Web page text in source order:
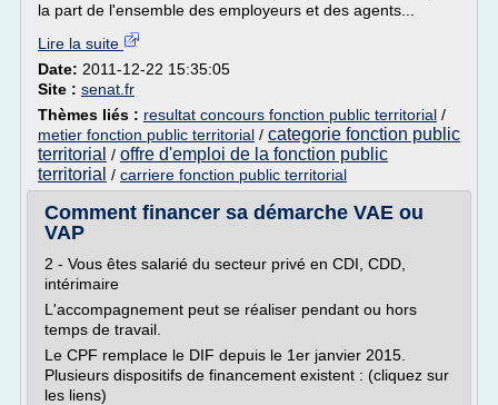
la part de l'ensemble des employeurs et des agents...
Lire la suite
Date: 2011-12-22 15:35:05
Site : senat.fr
Thèmes liés : resultat concours fonction public territorial /
metier fonction public territorial / categorie fonction public
territorial / offre d'emploi de la fonction public
territorial / carriere fonction public territorial
Comment financer sa démarche VAE ou
VAP
2 - Vous êtes salarié du secteur privé en CDI, CDD,
intérimaire
L'accompagnement peut se réaliser pendant ou hors
temps de travail.
Le CPF remplace le DIF depuis le 1er janvier 2015.
Plusieurs dispositifs de financement existent : (cliquez sur
les liens)